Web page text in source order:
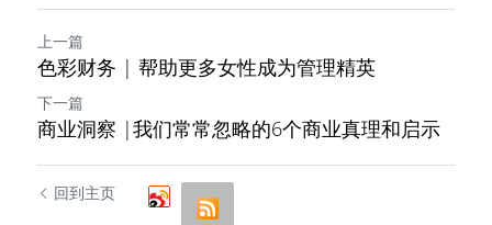
上一篇
色彩财务 | 帮助更多女性成为管理精英
下一篇
商业洞察 |我们常常忽略的6个商业真理和启示
回到主页